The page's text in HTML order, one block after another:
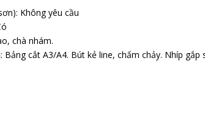
Không yêu cầu
chà nhám.
cắt A3/A4. Bút kẻ line, chấm chảy. Nhíp